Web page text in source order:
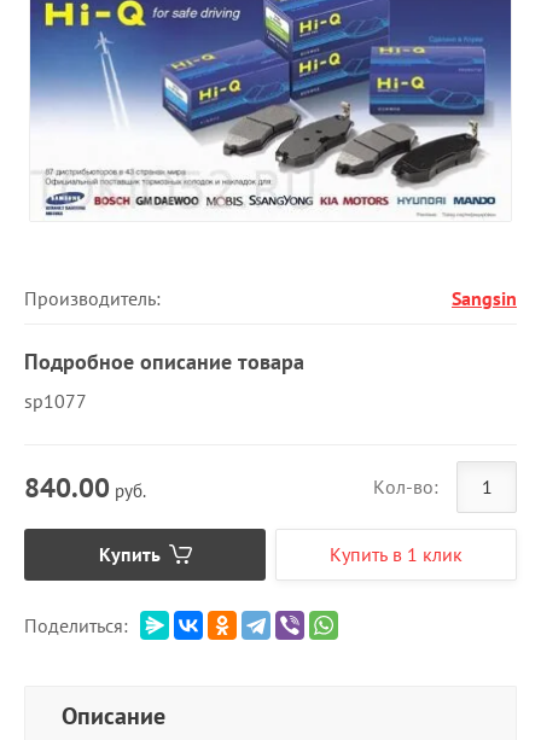
Производитель: Sangsin
Подробное описание товара
sp1077
840.00 руб. Кол-во:
Купить Купить в 1 клик
Поделиться:
Описание